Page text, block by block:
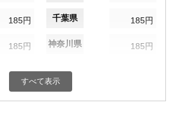
185円 千葉県 185円
185円 神奈川県 185円
185円 富山県
すべて表示